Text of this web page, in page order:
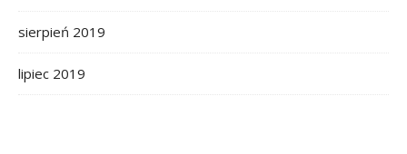
sierpień 2019
lipiec 2019